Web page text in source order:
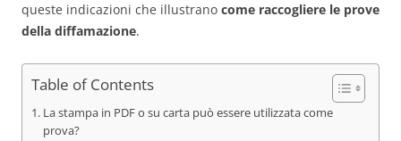
queste indicazioni che illustrano come raccogliere le prove
della diffamazione.
Table of Contents
La stampa in PDF o su carta può essere utilizzata come
prova?